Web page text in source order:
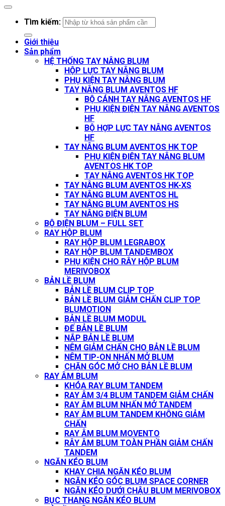
Tìm kiếm:
Giới thiệu
Sản phẩm
HỆ THỐNG TAY NÂNG BLUM
HỘP LỰC TAY NÂNG BLUM
PHỤ KIỆN TAY NÂNG BLUM
TAY NÂNG BLUM AVENTOS HF
BỘ CÁNH TAY NÂNG AVENTOS HF
PHỤ KIỆN ĐIỆN TAY NÂNG AVENTOS
HF
BỘ HỢP LỰC TAY NÂNG AVENTOS
HF
TAY NÂNG BLUM AVENTOS HK TOP
PHỤ KIỆN ĐIỆN TAY NÂNG BLUM
AVENTOS HK TOP
TAY NÂNG AVENTOS HK TOP
TAY NÂNG BLUM AVENTOS HK-XS
TAY NÂNG BLUM AVENTOS HL
TAY NÂNG BLUM AVENTOS HS
TAY NÂNG ĐIỆN BLUM
BỘ ĐIỆN BLUM – FULL SET
RAY HỘP BLUM
RAY HỘP BLUM LEGRABOX
RAY HỘP BLUM TANDEMBOX
PHỤ KIỆN CHO RÂY HỘP BLUM
MERIVOBOX
BẢN LỀ BLUM
BẢN LỀ BLUM CLIP TOP
BẢN LỀ BLUM GIẢM CHẤN CLIP TOP
BLUMOTION
BẢN LỀ BLUM MODUL
ĐẾ BẢN LỀ BLUM
NẮP BẢN LỀ BLUM
NÊM GIẢM CHẤN CHO BẢN LỀ BLUM
NÊM TIP-ON NHẤN MỞ BLUM
CHẶN GÓC MỞ CHO BẢN LỀ BLUM
RAY ÂM BLUM
KHÓA RAY BLUM TANDEM
RAY ÂM 3/4 BLUM TANDEM GIẢM CHẤN
RAY ÂM BLUM NHẤN MỞ TANDEM
RAY ÂM BLUM TANDEM KHÔNG GIẢM
CHẤN
RAY ÂM BLUM MOVENTO
RÂY ÂM BLUM TOÀN PHẦN GIẢM CHẤN
TANDEM
NGĂN KÉO BLUM
KHAY CHIA NGĂN KÉO BLUM
NGĂN KÉO GÓC BLUM SPACE CORNER
NGĂN KÉO DƯỚI CHẬU BLUM MERIVOBOX
BỤC THANG NGĂN KÉO BLUM